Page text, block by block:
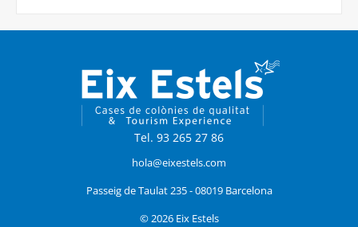
Tel. 93 265 27 86
hola@eixestels.com
Passeig de Taulat 235 - 08019 Barcelona
© 2026 Eix Estels